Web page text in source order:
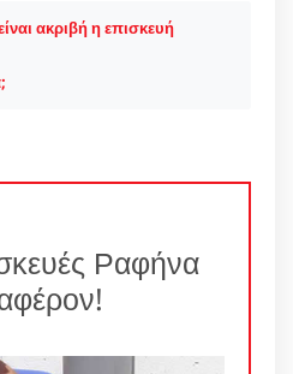
ακριβή η επισκευή
Ραφήνα